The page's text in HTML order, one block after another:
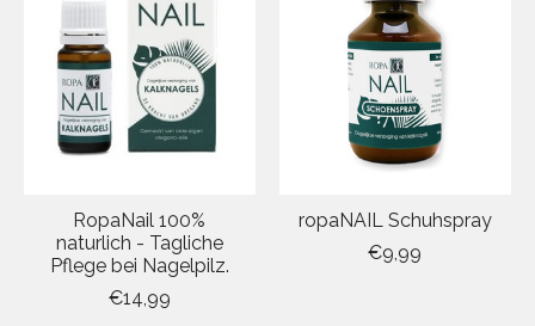
RopaNail 100%
naturlich - Tagliche
Pflege bei Nagelpilz.
€14,99
ropaNAIL Schuhspray
€9,99